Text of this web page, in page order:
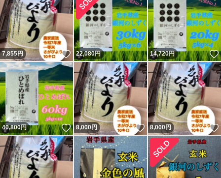
7,855円 いいね！
22,080円 14,720円
40,800円 いいね！
8,000円 いいね！
8,000円